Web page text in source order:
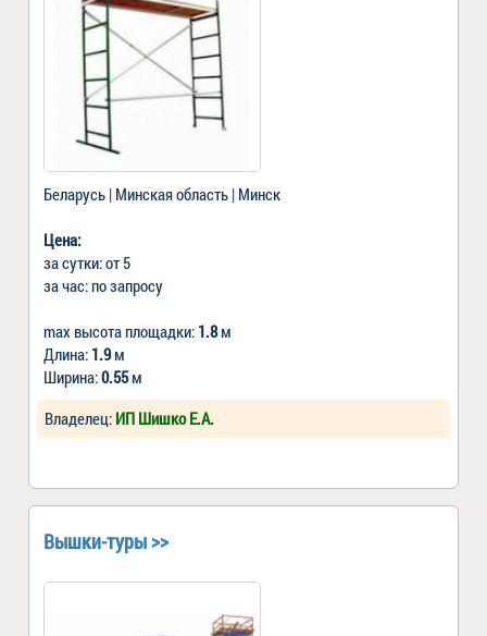
Беларусь | Минская область | Минск
Цена:
за сутки: от 5
за час: по запросу
max высота площадки: 1.8м
Длина: 1.9м
Ширина:0.55м
Владелец: ИП Шишко Е.А.
Вышки-туры >>